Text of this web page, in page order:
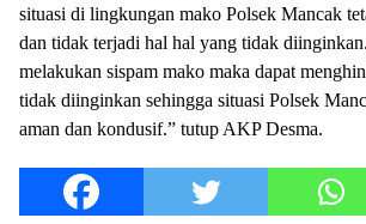
situasi di lingkungan mako Polsek Mancak
dan tidak terjadi hal hal yang tidak
melakukan sispam mako maka dapat
tidak diinginkan sehingga situasi Polsek
aman dan kondusif.” tutup AKP Desma.